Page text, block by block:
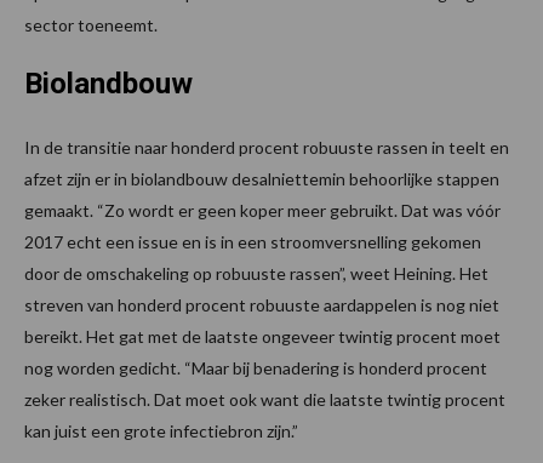
sector toeneemt.
Biolandbouw
In de transitie naar honderd procent robuuste rassen in teelt en
afzet zijn er in biolandbouw desalniettemin behoorlijke stappen
gemaakt. “Zo wordt er geen koper meer gebruikt. Dat was vóór
2017 echt een issue en is in een stroomversnelling gekomen
door de omschakeling op robuuste rassen”, weet Heining. Het
streven van honderd procent robuuste aardappelen is nog niet
bereikt. Het gat met de laatste ongeveer twintig procent moet
nog worden gedicht. “Maar bij benadering is honderd procent
zeker realistisch. Dat moet ook want die laatste twintig procent
kan juist een grote infectiebron zijn.”